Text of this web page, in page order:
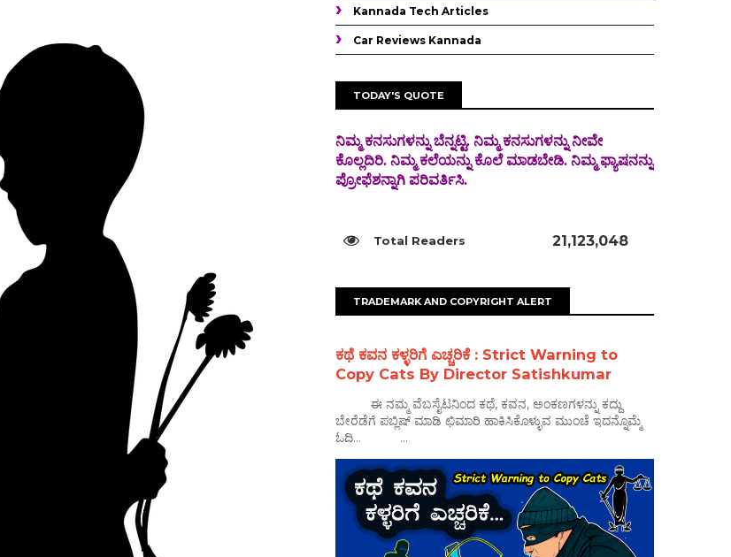
Kannada Tech Articles
Car Reviews Kannada
TODAY'S QUOTE
ನಿಮ್ಮ ಕನಸುಗಳನ್ನು ಬೆನ್ನಟ್ಟಿ. ನಿಮ್ಮ ಕನಸುಗಳನ್ನು ನೀವೇ
ಕೊಲ್ಲದಿರಿ. ನಿಮ್ಮ ಕಲೆಯನ್ನು ಕೊಲೆ ಮಾಡಬೇಡಿ. ನಿಮ್ಮ ಫ್ಯಾಷನನ್ನು
ಪ್ರೋಫೆಶನ್ನಾಗಿ ಪರಿವರ್ತಿಸಿ.
21,123,048
TRADEMARK AND COPYRIGHT ALERT
ಕಥೆ ಕವನ ಕಳ್ಳರಿಗೆ ಎಚ್ಚರಿಕೆ : Strict Warning to
Copy Cats By Director Satishkumar
ಈ ನಮ್ಮ ವೆಬಸೈಟನಿಂದ ಕಥೆ, ಕವನ, ಅಂಕಣಗಳನ್ನು ಕದ್ದು
ಬೇರೆಡೆಗೆ ಪಬ್ಲಿಷ್ ಮಾಡಿ ಛಿಮಾರಿ ಹಾಕಿಸಿಕೊಳ್ಳುವ ಮುಂಚೆ ಇದನ್ನೊಮ್ಮೆ
ಓದಿ... ...